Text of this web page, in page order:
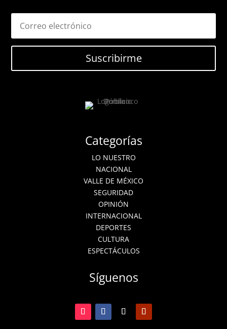
Suscribirme
Categorías
LO NUESTRO
NACIONAL
VALLE DE MÉXICO
SEGURIDAD
OPINIÓN
INTERNACIONAL
DEPORTES
CULTURA
ESPECTÁCULOS
Síguenos